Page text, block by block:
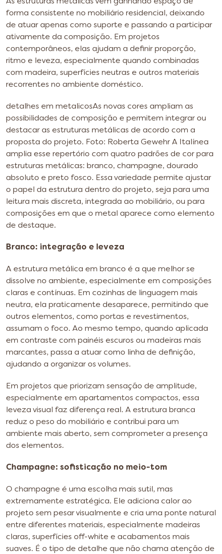
As estruturas metálicas vêm ganhando espaço de
forma consistente no mobiliário residencial, deixando
de atuar apenas como suporte e passando a participar
ativamente da composição. Em projetos
contemporâneos, elas ajudam a definir proporção,
ritmo e leveza, especialmente quando combinadas
com madeira, superfícies neutras e outros materiais
recorrentes no ambiente doméstico.
detalhes em metalicosAs novas cores ampliam as
possibilidades de composição e permitem integrar ou
destacar as estruturas metálicas de acordo com a
proposta do projeto. Foto: Roberta Gewehr A Italínea
amplia esse repertório com quatro padrões de cor para
estruturas metálicas: branco, champagne, dourado
absoluto e preto fosco. Essa variedade permite ajustar
o papel da estrutura dentro do projeto, seja para uma
leitura mais discreta, integrada ao mobiliário, ou para
composições em que o metal aparece como elemento
de destaque.
Branco: integração e leveza
A estrutura metálica em branco é a que melhor se
dissolve no ambiente, especialmente em composições
claras e contínuas. Em cozinhas de linguagem mais
neutra, ela praticamente desaparece, permitindo que
outros elementos, como portas e revestimentos,
assumam o foco. Ao mesmo tempo, quando aplicada
em contraste com painéis escuros ou madeiras mais
marcantes, passa a atuar como linha de definição,
ajudando a organizar os volumes.
Em projetos que priorizam sensação de amplitude,
especialmente em apartamentos compactos, essa
leveza visual faz diferença real. A estrutura branca
reduz o peso do mobiliário e contribui para um
ambiente mais aberto, sem comprometer a presença
dos elementos.
Champagne: sofisticação no meio-tom
O champagne é uma escolha mais sutil, mas
extremamente estratégica. Ele adiciona calor ao
projeto sem pesar visualmente e cria uma ponte natural
entre diferentes materiais, especialmente madeiras
claras, superfícies off-white e acabamentos mais
suaves. É o tipo de detalhe que não chama atenção de